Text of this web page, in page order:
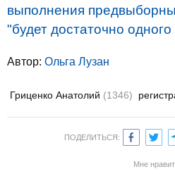
выполнения
"будет достаточно одного
Автор: Ольга Лузан
Гриценко Анатолий (1346)
ПОДЕЛИТЬСЯ:
Мне